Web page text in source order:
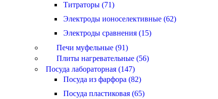
Титраторы (71)
Электроды ионоселективные (62)
Электроды сравнения (15)
Печи муфельные (91)
Плиты нагревательные (56)
Посуда лабораторная (147)
Посуда из фарфора (82)
Посуда пластиковая (65)